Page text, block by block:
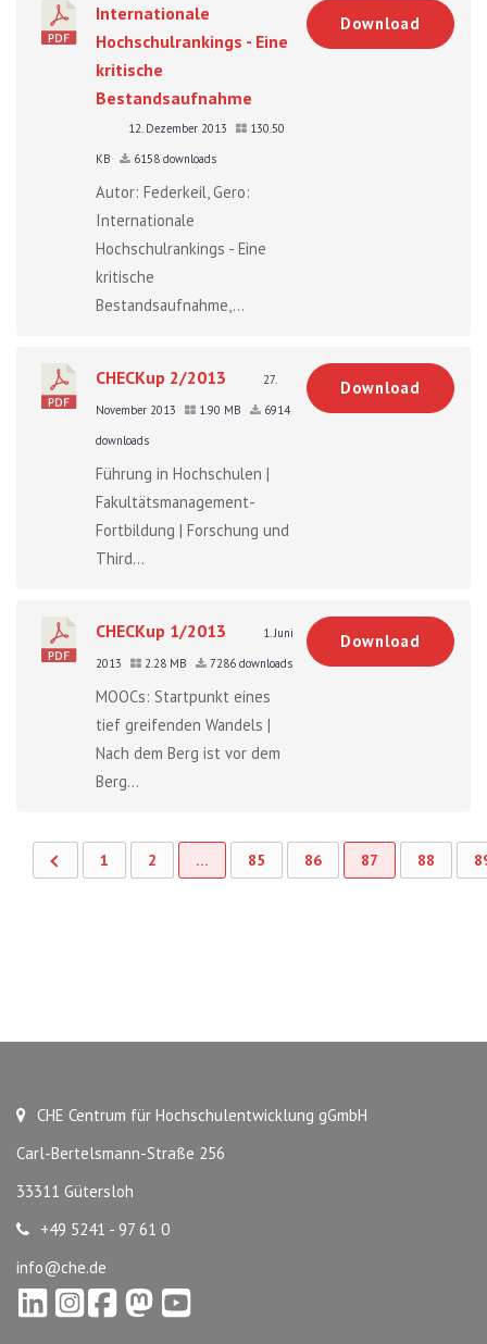
Internationale
Hochschulrankings - Eine
kritische
Bestandsaufnahme
12. Dezember 2013
130.50
KB
6158 downloads
Autor: Federkeil, Gero:
Internationale
Hochschulrankings - Eine
kritische
Bestandsaufnahme,...
Download
CHECKup 2/2013
27.
November 2013
1.90 MB
6914
downloads
Führung in Hochschulen |
Fakultätsmanagement-
Fortbildung | Forschung und
Third...
Download
CHECKup 1/2013
1. Juni
2013
2.28 MB 7286 downloads
MOOCs: Startpunkt eines
tief greifenden Wandels |
Nach dem Berg ist vor dem
Berg...
Download
1 2 … 85 86 87 88
CHE Centrum für Hochschulentwicklung gGmbH
Carl-Bertelsmann-Straße 256
33311 Gütersloh
+49 5241 - 97 61 0
info@che.de